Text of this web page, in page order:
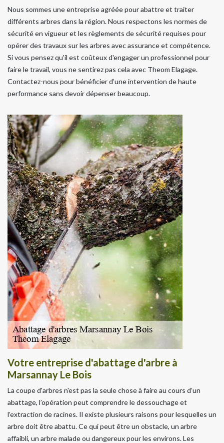
Nous sommes une entreprise agréée pour abattre et traiter
différents arbres dans la région. Nous respectons les normes de
sécurité en vigueur et les règlements de sécurité requises pour
opérer des travaux sur les arbres avec assurance et compétence.
Si vous pensez qu'il est coûteux d'engager un professionnel pour
faire le travail, vous ne sentirez pas cela avec Theom Elagage.
Contactez-nous pour bénéficier d’une intervention de haute
performance sans devoir dépenser beaucoup.
Votre entreprise d'abattage d'arbre à
Marsannay Le Bois
La coupe d'arbres n'est pas la seule chose à faire au cours d’un
abattage, l’opération peut comprendre le dessouchage et
l’extraction de racines. Il existe plusieurs raisons pour lesquelles un
arbre doit être abattu. Ce qui peut être un obstacle, un arbre
affaibli, un arbre malade ou dangereux pour les environs. Les